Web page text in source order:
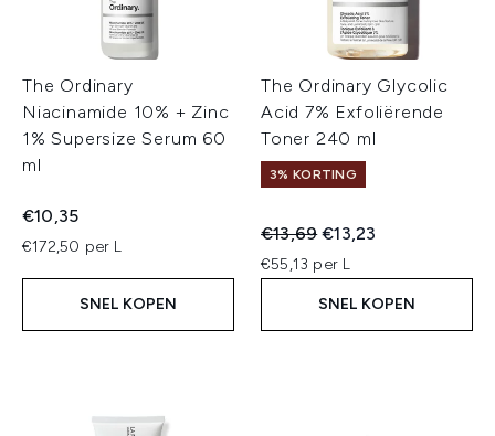
The Ordinary
Niacinamide 10% + Zinc
1% Supersize Serum 60
ml
€10,35
€172,50 per L
SNEL KOPEN
The Ordinary Glycolic
Acid 7% Exfoliërende
Toner 240 ml
3% KORTING
Recommended Retail Price:
€13,69Huidige prijs:
€13,23
€55,13 per L
SNEL KOPEN